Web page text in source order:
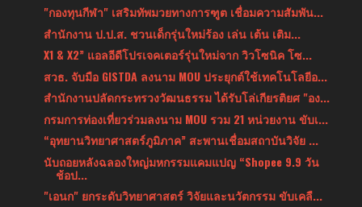
"กองทุนกีฬา" เสริมทัพมวยทางการฑูต เชื่อมความสัมพัน...
สำนักงาน ป.ป.ส. ชวนเด็กรุ่นใหม่ร้อง เล่น เต้น เติม...
X1 & X2” แอลอีดีโปรเจคเตอร์รุ่นใหม่จาก วิวโซนิค โซ...
สวธ. จับมือ GISTDA ลงนาม MOU ประยุกต์ใช้เทคโนโลยีอ...
สำนักงานปลัดกระทรวงวัฒนธรรม ได้รับโล่เกียรติยศ "อง...
กรมการท่องเที่ยวร่วมลงนาม MOU รวม 21 หน่วยงาน ขับเ...
“อุทยานวิทยาศาสตร์ภูมิภาค” สะพานเชื่อมสถาบันวิจัย ...
นับถอยหลังฉลองใหญ่มหกรรมแคมแปญ “Shopee 9.9 วัน
ช้อป...
"เอนก" ยกระดับวิทยาศาสตร์ วิจัยและนวัตกรรม ขับเคลื...